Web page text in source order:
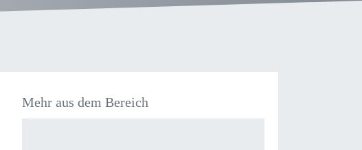
Mehr aus dem Bereich